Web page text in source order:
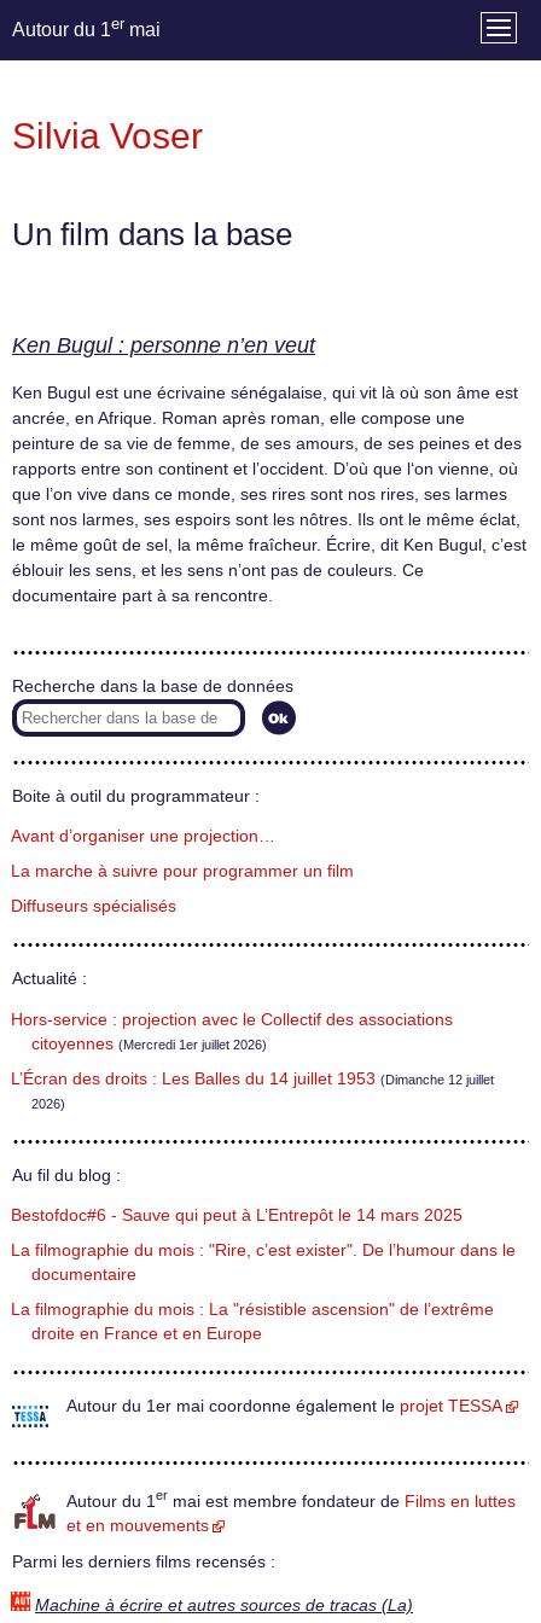
Autour du 1er mai
Silvia Voser
Un film dans la base
Ken Bugul : personne n’en veut
Ken Bugul est une écrivaine sénégalaise, qui vit là où son âme est
ancrée, en Afrique. Roman après roman, elle compose une
peinture de sa vie de femme, de ses amours, de ses peines et des
rapports entre son continent et l’occident. D’où que l‘on vienne, où
que l’on vive dans ce monde, ses rires sont nos rires, ses larmes
sont nos larmes, ses espoirs sont les nôtres. Ils ont le même éclat,
le même goût de sel, la même fraîcheur. Écrire, dit Ken Bugul, c’est
éblouir les sens, et les sens n’ont pas de couleurs. Ce
documentaire part à sa rencontre.
Recherche dans la base de données
Boite à outil du programmateur :
Avant d’organiser une projection…
La marche à suivre pour programmer un film
Diffuseurs spécialisés
Actualité :
Hors-service : projection avec le Collectif des associations
citoyennes (Mercredi 1er juillet 2026)
L’Écran des droits : Les Balles du 14 juillet 1953 (Dimanche 12 juillet
2026)
Au fil du blog :
Bestofdoc#6 - Sauve qui peut à L’Entrepôt le 14 mars 2025
La filmographie du mois : "Rire, c’est exister". De l’humour dans le
documentaire
La filmographie du mois : La "résistible ascension" de l’extrême
droite en France et en Europe
Autour du 1er mai coordonne également le projet TESSA
Autour du 1 er mai est membre fondateur de Films en luttes
et en mouvements
Parmi les derniers films recensés :
Machine à écrire et autres sources de tracas (La)